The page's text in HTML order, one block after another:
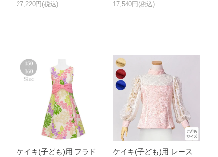
27,220円(税込) 17,540円(税込)
ケイキ(子ども)用 フラド
ケイキ(子ども)用 レース